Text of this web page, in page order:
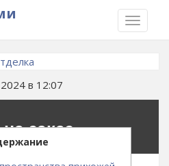
TOGGLE
в 12:07
заказ